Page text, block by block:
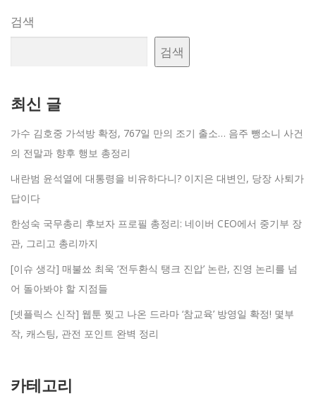
검색
검색
최신 글
가수 김호중 가석방 확정, 767일 만의 조기 출소… 음주 뺑소니 사건
의 전말과 향후 행보 총정리
내란범 윤석열에 대통령을 비유하다니? 이지은 대변인, 당장 사퇴가
답이다
한성숙 국무총리 후보자 프로필 총정리: 네이버 CEO에서 중기부 장
관, 그리고 총리까지
[이슈 생각] 매불쑈 최욱 ‘전두환식 탱크 진압’ 논란, 진영 논리를 넘
어 돌아봐야 할 지점들
[넷플릭스 신작] 웹툰 찢고 나온 드라마 ‘참교육’ 방영일 확정! 몇부
작, 캐스팅, 관전 포인트 완벽 정리
카테고리